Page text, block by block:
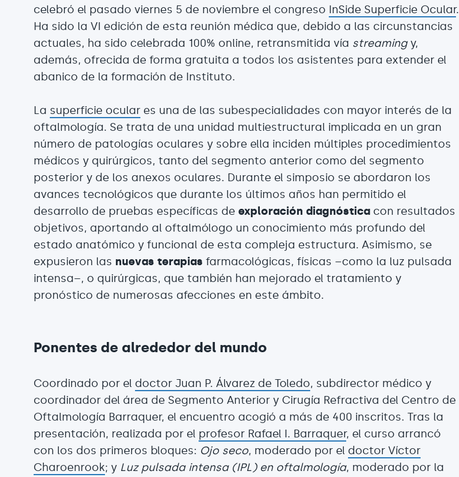
celebró el pasado viernes 5 de noviembre el congreso InSide Superficie Ocular.
Ha sido la VI edición de esta reunión médica que, debido a las circunstancias
actuales, ha sido celebrada 100% online, retransmitida vía streamingy,
además, ofrecida de forma gratuita a todos los asistentes para extender el
abanico de la formación de Instituto.
La superficie ocular es una de las subespecialidades con mayor interés de la
oftalmología. Se trata de una unidad multiestructural implicada en un gran
número de patologías oculares y sobre ella inciden múltiples procedimientos
médicos y quirúrgicos, tanto del segmento anterior como del segmento
posterior y de los anexos oculares. Durante el simposio se abordaron los
avances tecnológicos que durante los últimos años han permitido el
desarrollo de pruebas específicas deexploración diagnóstica con resultados
objetivos, aportando al oftalmólogo un conocimiento más profundo del
estado anatómico y funcional de esta compleja estructura. Asimismo, se
expusieron las nuevas terapias farmacológicas, físicas –como la luz pulsada
intensa–, o quirúrgicas, que también han mejorado el tratamiento y
pronóstico de numerosas afecciones en este ámbito.
Ponentes de alrededor del mundo
Coordinado por el doctor Juan P. Álvarez de Toledo, subdirector médico y
coordinador del área de Segmento Anterior y Cirugía Refractiva del Centro de
Oftalmología Barraquer, el encuentro acogió a más de 400 inscritos. Tras la
presentación, realizada por el profesor Rafael I. Barraquer, el curso arrancó
con los dos primeros bloques: Ojo seco, moderado por el doctor Víctor
Charoenrook; y Luz pulsada intensa (IPL) en oftalmología, moderado por la